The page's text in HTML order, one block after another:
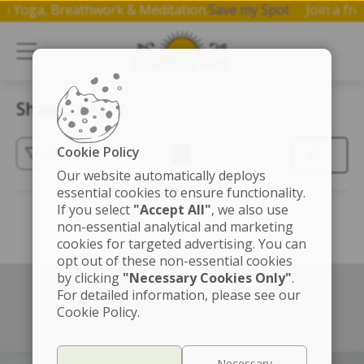
Yoga, Breathwork & Meditation.Save my Spot Join a
Shwetal Rai 1
(3)
Left box align left Right box align right
Cookie Policy
Our website automatically deploys
essential cookies to ensure functionality.
If you select "Accept All", we also use
non-essential analytical and marketing
cookies for targeted advertising. You can
opt out of these non-essential cookies
by clicking "Necessary Cookies Only".
For detailed information, please see our
Cookie Policy.